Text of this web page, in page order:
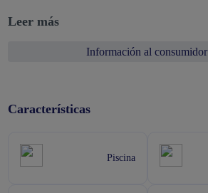
Leer más
Información al consumidor
Características
Piscina